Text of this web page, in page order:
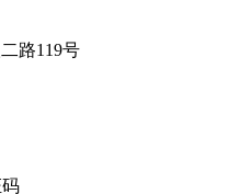
路119号